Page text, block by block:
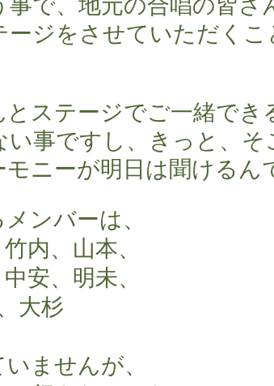
ージをさせていただくこ
とステージでご一緒でき
い事ですし、きっと、そ
モニーが明日は聞ける
ンバーは、
内、山本、
安、明未、
大杉
ませんが、